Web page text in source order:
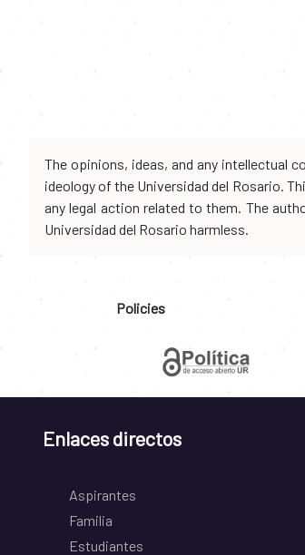
The opinions, ideas, and any intellectual
ideology of the Universidad del Rosario.
any legal action related to them. The
Universidad del Rosario harmless.
Policies
Enlaces directos
Aspirantes
Familia
Estudiantes